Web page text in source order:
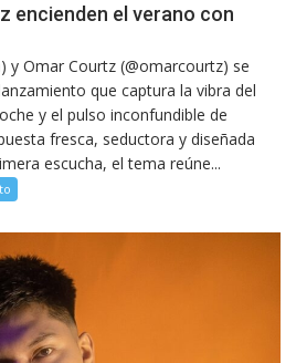
encienden el verano con
y Omar Courtz (@omarcourtz) se
que captura la vibra del
y el pulso inconfundible de
fresca, seductora y diseñada
escucha, el tema reúne...